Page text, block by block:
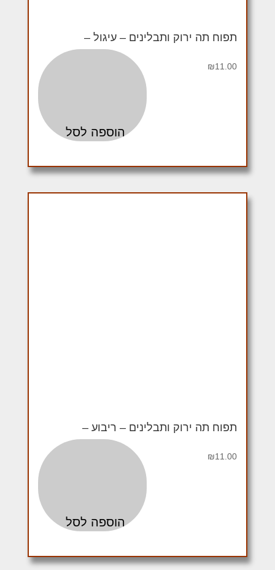
תפוח תה ירוק ותבלינים – עיגול –
₪11.00
הוספה לסל
תפוח תה ירוק ותבלינים – ריבוע –
₪11.00
הוספה לסל